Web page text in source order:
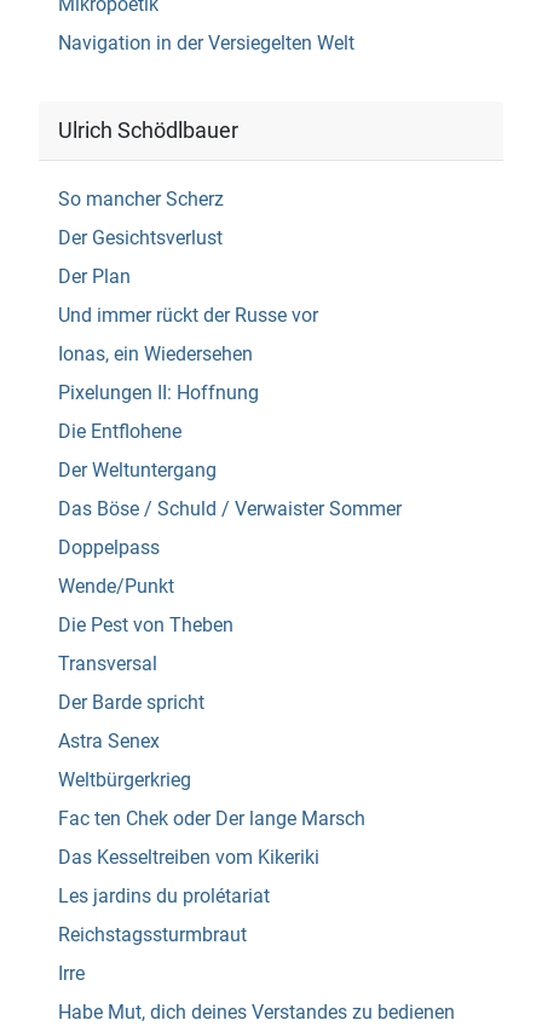
Navigation in der Versiegelten Welt
Ulrich Schödlbauer
So mancher Scherz
Der Gesichtsverlust
Der Plan
Und immer rückt der Russe vor
Ionas, ein Wiedersehen
Pixelungen II: Hoffnung
Die Entflohene
Der Weltuntergang
Das Böse / Schuld / Verwaister Sommer
Doppelpass
Wende/Punkt
Die Pest von Theben
Transversal
Der Barde spricht
Astra Senex
Weltbürgerkrieg
Fac ten Chek oder Der lange Marsch
Das Kesseltreiben vom Kikeriki
Les jardins du prolétariat
Reichstagssturmbraut
Irre
Habe Mut, dich deines Verstandes zu bedienen